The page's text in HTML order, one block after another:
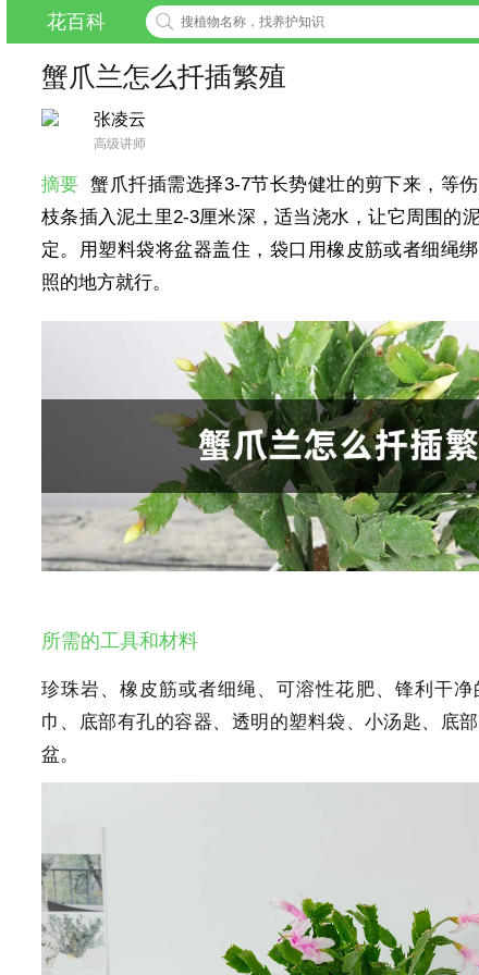
花百科
蟹爪兰怎么扦插繁殖
张凌云
高级讲师
摘要
蟹爪扦插需选择3-7节长势健壮的剪下来，等
枝条插入泥土里2-3厘米深，适当浇水，让它周围的
定。用塑料袋将盆器盖住，袋口用橡皮筋或者细绳
照的地方就行。
所需的工具和材料
珍珠岩、橡皮筋或者细绳、可溶性花肥、锋利干
巾、底部有孔的容器、透明的塑料袋、小汤匙、底
盆。